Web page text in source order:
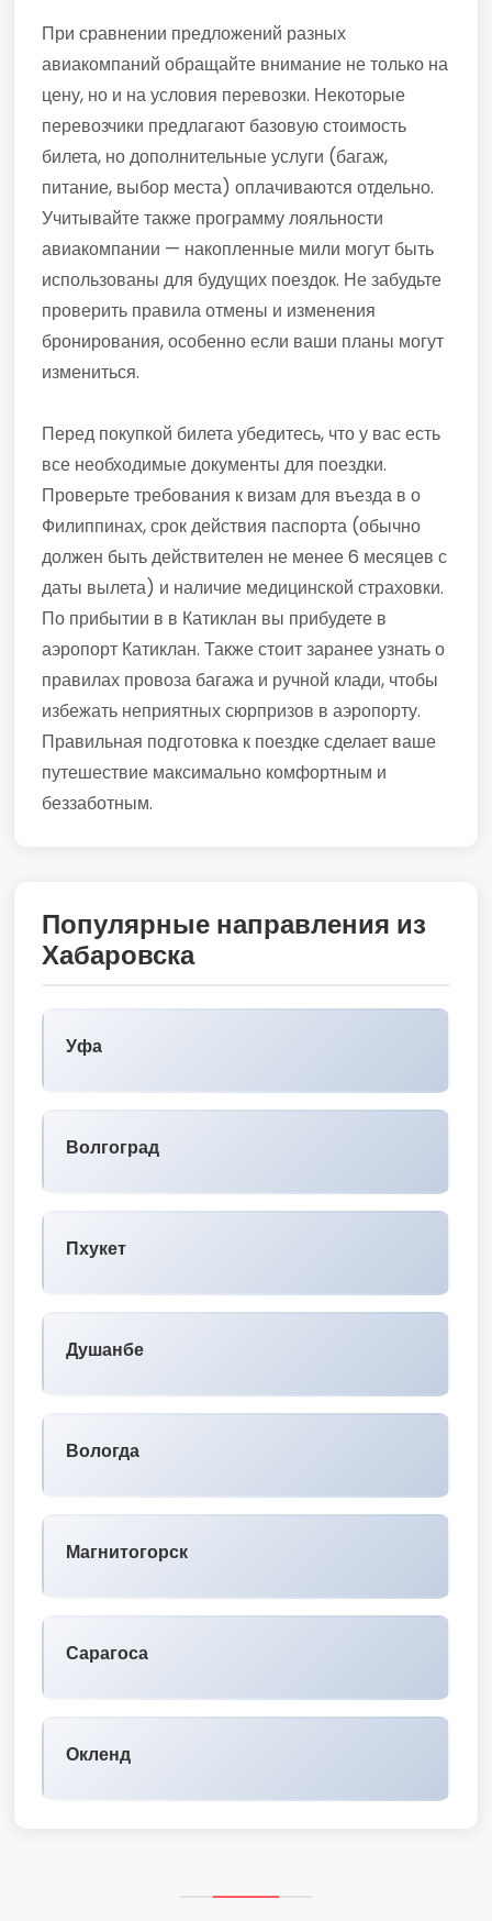
При сравнении предложений разных
авиакомпаний обращайте внимание не только на
цену, но и на условия перевозки. Некоторые
перевозчики предлагают базовую стоимость
билета, но дополнительные услуги (багаж,
питание, выбор места) оплачиваются отдельно.
Учитывайте также программу лояльности
авиакомпании — накопленные мили могут быть
использованы для будущих поездок. Не забудьте
проверить правила отмены и изменения
бронирования, особенно если ваши планы могут
измениться.
Перед покупкой билета убедитесь, что у вас есть
все необходимые документы для поездки.
Проверьте требования к визам для въезда в о
Филиппинах, срок действия паспорта (обычно
должен быть действителен не менее 6 месяцев с
даты вылета) и наличие медицинской страховки.
По прибытии в в Катиклан вы прибудете в
аэропорт Катиклан. Также стоит заранее узнать о
правилах провоза багажа и ручной клади, чтобы
избежать неприятных сюрпризов в аэропорту.
Правильная подготовка к поездке сделает ваше
путешествие максимально комфортным и
беззаботным.
Популярные направления из
Хабаровска
Уфа
Волгоград
Пхукет
Душанбе
Вологда
Магнитогорск
Сарагоса
Окленд